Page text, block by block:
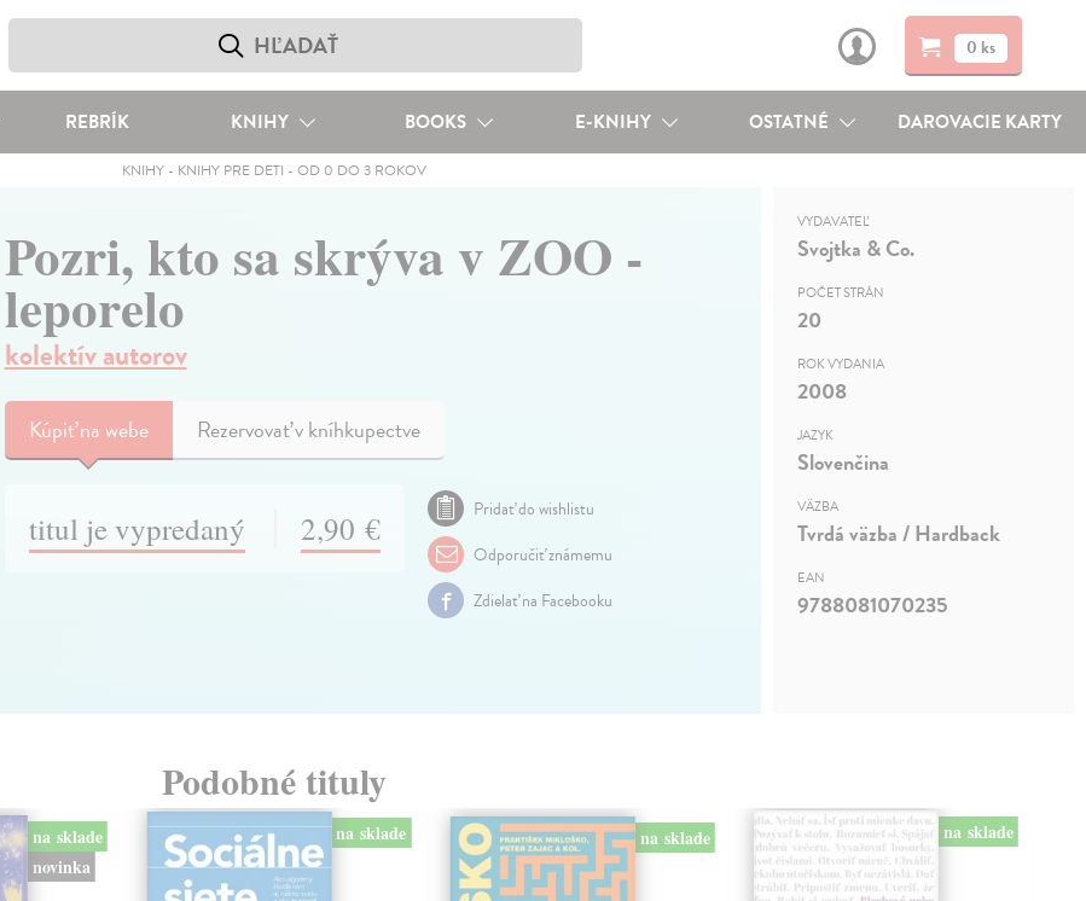
0 ks
REBRÍK KNIHY BOOKS E-KNIHY OSTATNÉ DAROVACIE KARTY
KNIHY- KNIHY PRE DETI - OD 0 DO 3 ROKOV
Pozri, kto sa skrýva v ZOO -
leporelo
kolektív autorov
Kúpiťna webe Rezervovať v kníhkupectve
titul je vypredaný 2,90 €
Pridať do wishlistu
Odporučiť známemu
Zdielať na Facebooku
VYDAVATEĽ
Svojtka & Co.
POČET STRÁN
20
ROK VYDANIA
2008
JAZYK
Slovenčina
VÄZBA
Tvrdá väzba / Hardback
EAN
9788081070235
Podobné tituly
na sklade
novinka
na sklade na sklade na sklade